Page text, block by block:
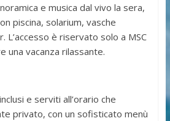
e musica dal vivo la sera,
piscina, solarium, vasche
L’accesso è riservato solo a MSC
una vacanza rilassante.
e serviti all’orario che
privato, con un sofisticato menù